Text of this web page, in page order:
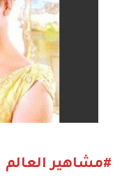
#مشاهير العالم